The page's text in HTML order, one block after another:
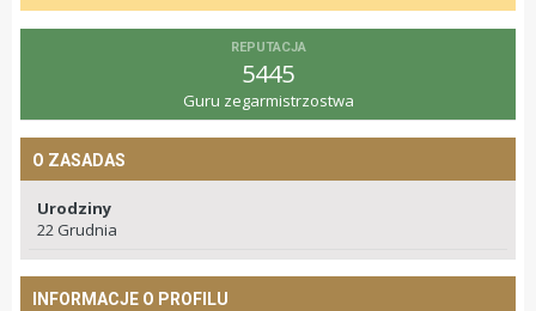
REPUTACJA
5445
Guru zegarmistrzostwa
O ZASADAS
Urodziny
22 Grudnia
INFORMACJE O PROFILU